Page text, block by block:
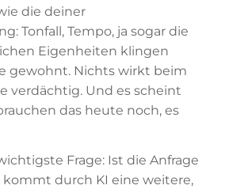
die deiner
Tonfall, Tempo, ja sogar die
Eigenheiten klingen
gewohnt. Nichts wirkt beim
verdächtig. Und es scheint
das heute noch, es
Frage: Ist die Anfrage
kommt durch KI eine weitere,